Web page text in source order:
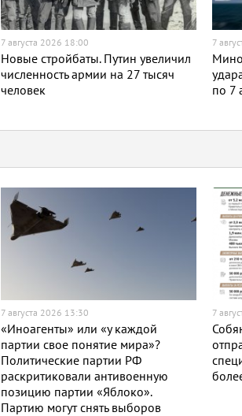
7 августа 2026 18:00
Новые стройбаты. Путин увеличил
численность армии на 27 тысяч
человек
7
по 7
7 августа 2026 13:30
«Иноагенты» или «у каждой
партии свое понятие мира»?
Политические партии РФ
раскритиковали антивоенную
позицию партии «Яблоко».
Партию могут снять выборов
7